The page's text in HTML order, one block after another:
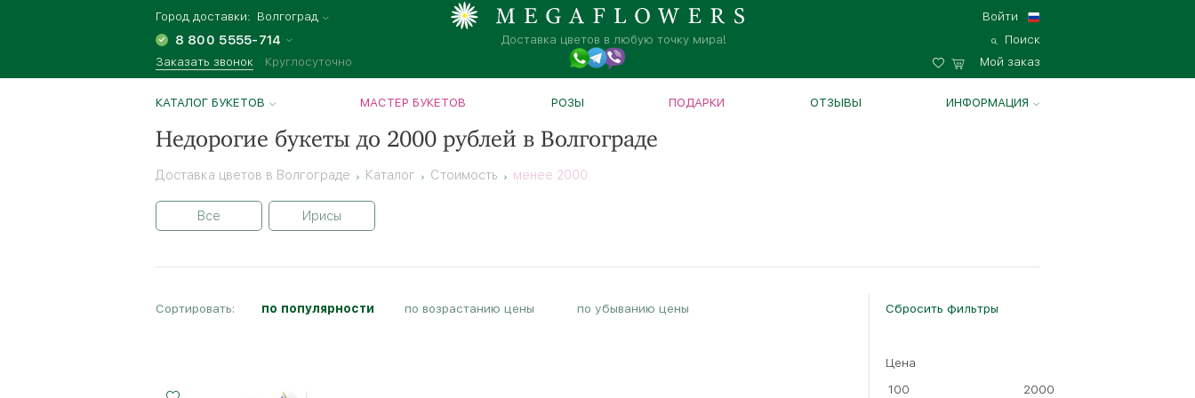
Город доставки: Волгоград
8 800 5555-714
Заказать звонок Круглосуточно
Доставка цветов в любую точку мира!
Войти
Поиск
Мой заказ
КАТАЛОГ БУКЕТОВ МАСТЕР БУКЕТОВ РОЗЫ ПОДАРКИ ОТЗЫВЫ ИНФОРМАЦИЯ
Недорогие букеты до 2000 рублей в Волгограде
Доставка цветов в Волгограде Каталог Стоимость менее 2000
Все Ирисы
Сортировать: по популярности по возрастанию цены по убыванию цены Сбросить фильтры
Цена
100
2000